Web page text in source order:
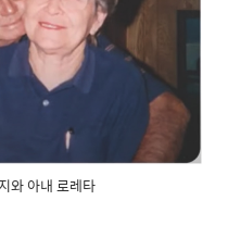
와 아내 로레타